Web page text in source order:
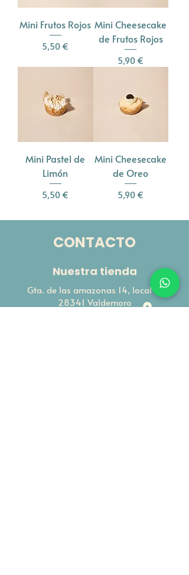
Mini Frutos Rojos
Precio
5,50 €
Mini Cheesecake
de Frutos Rojos
Precio
5,90 €
Mini Pastel de
Limón
Precio
5,50 €
Mini Cheesecake
de Oreo
Precio
5,90 €
CONTACTO
Nuestra tienda
Gta. de las amazonas 14, local 2,
28341 Valdemoro